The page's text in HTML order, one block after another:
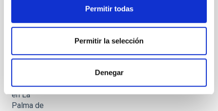
Permitir todas
Permitir la selección
Denegar
Presentación
en La
Palma de